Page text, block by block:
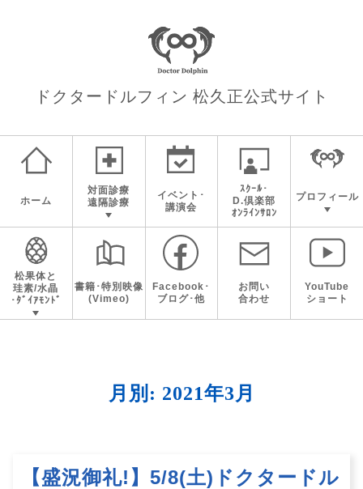
ドクタードルフィン 松久正公式サイト
ホーム
対面診療
遠隔診療
イベント･
講演会
ｽｸｰﾙ･
D.倶楽部
ｵﾝﾗｲﾝｻﾛﾝ
プロフィール
松果体と
珪素/水晶
･ﾀﾞｲｱﾓﾝﾄﾞ
書籍･特別映像
(Vimeo)
Facebook･
ブログ･他
お問い
合わせ
YouTube
ショート
月別: 2021年3月
【盛況御礼!】5/8(土)ドクタードル